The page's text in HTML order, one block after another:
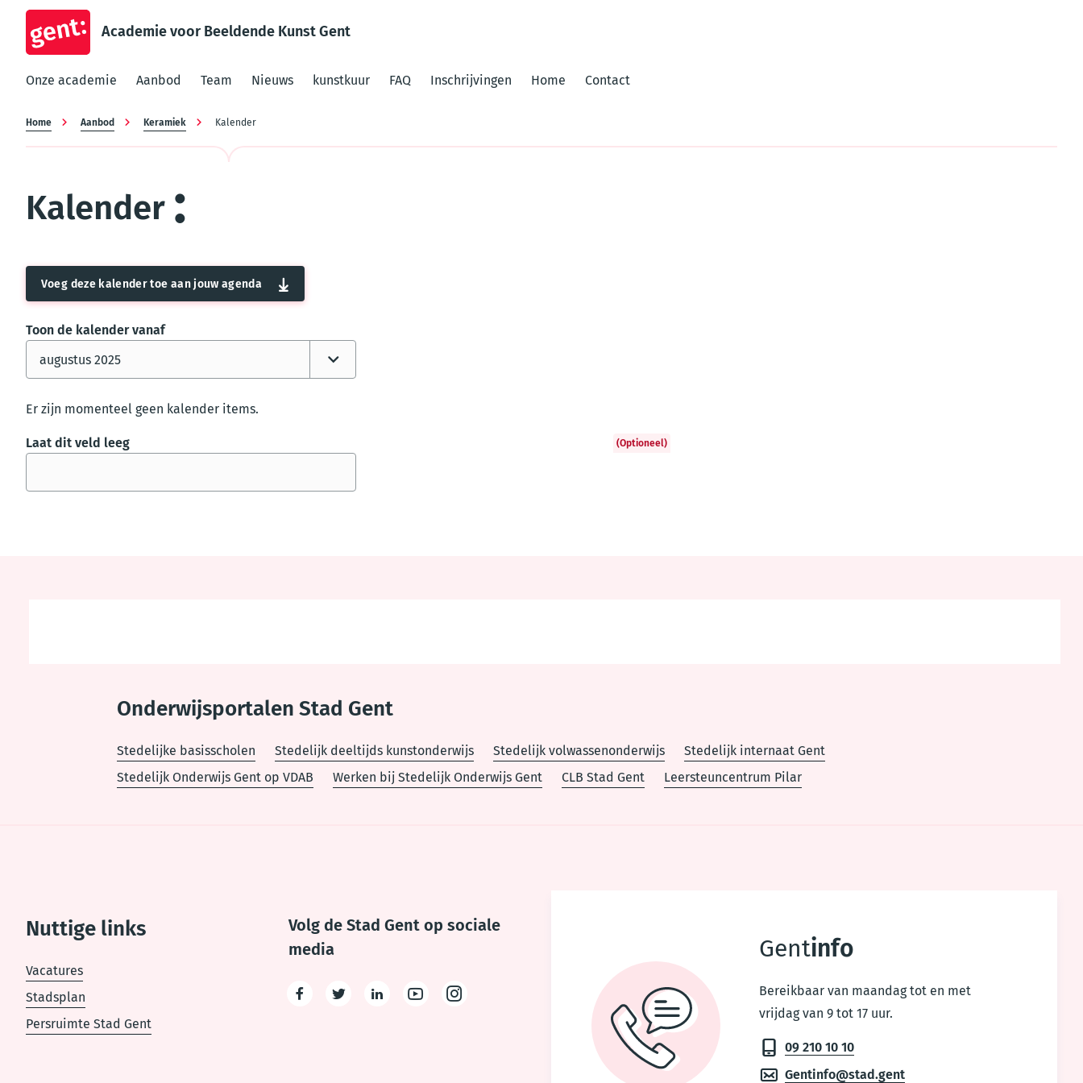
Academie voor Beeldende Kunst Gent
Onze academie Aanbod Team Nieuws kunstkuur FAQ Inschrijvingen Home Contact
Kruimelpad
Home Aanbod Keramiek Kalender
Kalender
Voeg deze kalender toe aan jouw agenda
Toon de kalender vanaf
Er zijn momenteel geen kalender items.
Laat dit veld leeg (Optioneel)
Onderwijsportalen Stad Gent
Stedelijke basisscholen Stedelijk deeltijds kunstonderwijs Stedelijk volwassenonderwijs
Stedelijk internaat Gent
Stedelijk Onderwijs Gent op VDAB
Werken bij Stedelijk Onderwijs Gent CLB Stad Gent Leersteuncentrum Pilar
Gentinfo
Bereikbaar van maandag tot en met
vrijdag van 9 tot 17 uur.
09 210 10 10
Gentinfo@stad.gent
Nuttige links
Vacatures
Stadsplan
Persruimte Stad Gent
Volg de Stad Gent op sociale
media
YoutubeInstagram